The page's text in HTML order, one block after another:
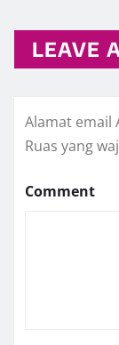
LEAVE
Alamat email
Ruas yang
Comment